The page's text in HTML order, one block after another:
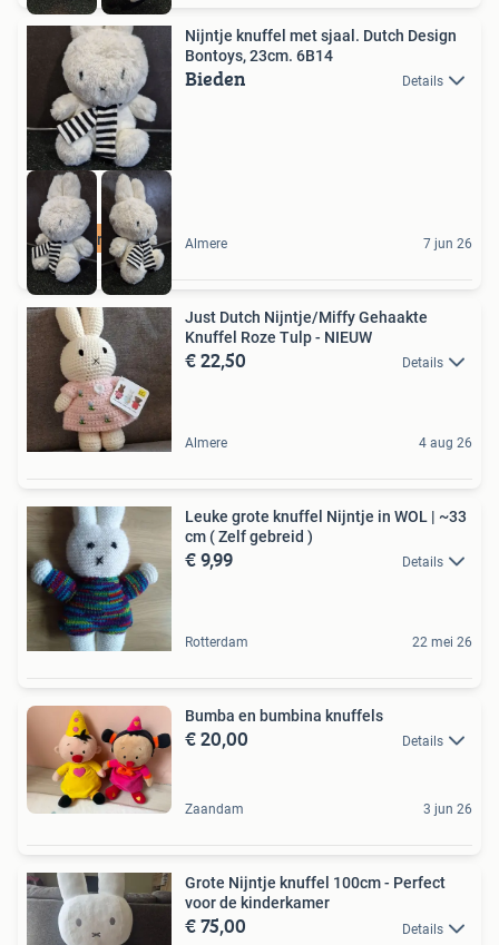
Lekker zacht
Nijntje knuffel met sjaal. Dutch Design
Bontoys, 23cm. 6B14
Bieden Details
Almere 7 jun 26
Just Dutch Nijntje/Miffy Gehaakte
Knuffel Roze Tulp - NIEUW
€ 22,50 Details
Almere 4 aug 26
Leuke grote knuffel Nijntje in WOL | ~33
cm ( Zelf gebreid )
€ 9,99 Details
Rotterdam 22 mei 26
Bumba en bumbina knuffels
€ 20,00 Details
Zaandam 3 jun 26
Grote Nijntje knuffel 100cm - Perfect
voor de kinderkamer
€ 75,00 Details